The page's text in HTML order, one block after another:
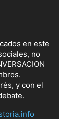
en este
no
y con el